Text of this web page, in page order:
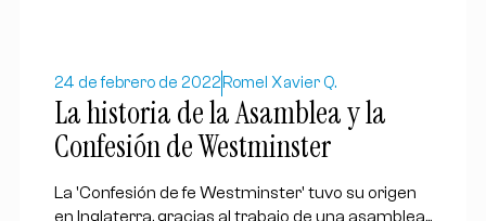
24 de febrero de 2022 Romel Xavier Q.
La historia de la Asamblea y la
Confesión de Westminster
La 'Confesión de fe Westminster' tuvo su origen
en Inglaterra, gracias al trabajo de una asamblea...